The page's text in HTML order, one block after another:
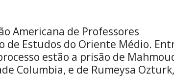
Americana de Professores
de Estudos do Oriente Médio.
estão a prisão de
Columbia, e de Rumeysa Ozturk,